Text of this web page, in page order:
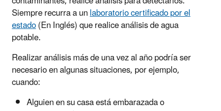
Siempre recurra a unlaboratorio certificado por el
estado(En Inglés)que realice análisis de agua
potable.
Realizar análisis más de una vez al año podría ser
necesario en algunas situaciones, por ejemplo,
cuando:
Alguien en su casa está embarazada o